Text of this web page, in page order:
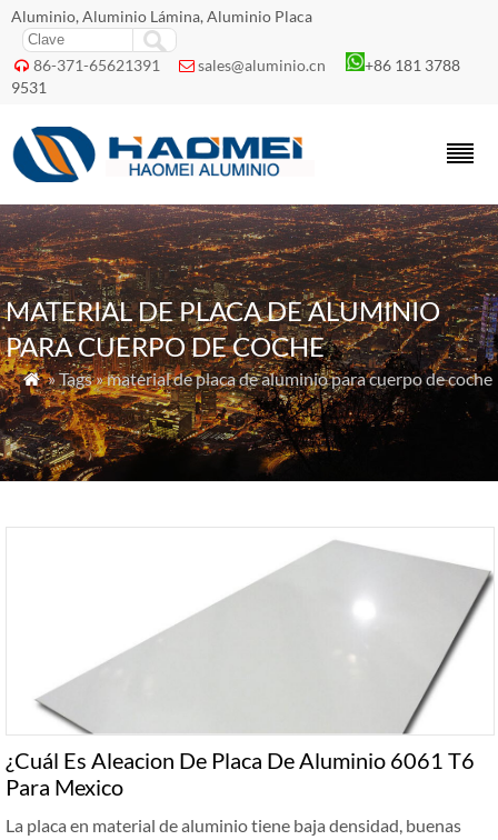
Aluminio, Aluminio Lámina, Aluminio Placa
 86-371-65621391  sales@aluminio.cn
+86 181 3788
9531
MATERIAL DE PLACA DE ALUMINIO
PARA CUERPO DE COCHE
 » Tags » material de placa de aluminio para cuerpo de coche
¿Cuál Es Aleacion De Placa De Aluminio 6061 T6
Para Mexico
La placa en material de aluminio tiene baja densidad, buenas